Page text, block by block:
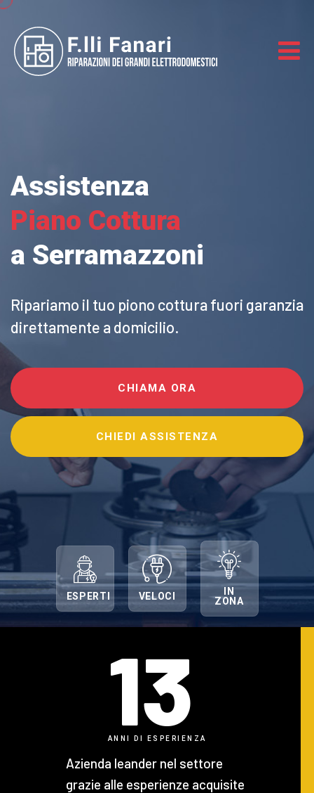
Assistenza
Piano Cottura
a Serramazzoni
Ripariamo il tuo piono cotturafuori garanzia
direttamente a domicilio.
CHIAMA ORA
CHIEDI ASSISTENZA
ESPERTI VELOCI
IN
ZONA
13
ANNI DI ESPERIENZA
Azienda leander nel settore
grazie alle esperienze acquisite